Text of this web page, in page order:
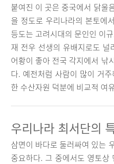
붙여진 이 곳은 중국에서 닭울
을 정도로 우리나라의 본토에
등도는 고려시대의 문인인 이
재 전우 선생의 유배지로도
어황이 좋아 전국 각지에서 낚
다. 예전처럼 사람이 많이 거
한 수산자원 덕분에 비교적 여
우리나라 최서단의
삼면이 바다로 둘러싸여 있는
중요하다. 그 중에서도 영토